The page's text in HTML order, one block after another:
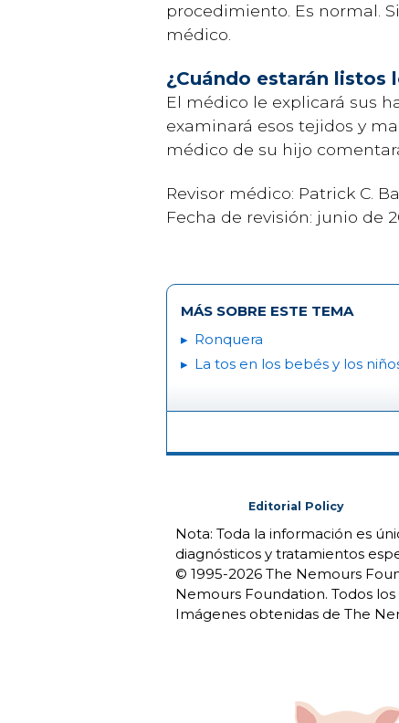
procedimiento. Es normal.
médico.
¿Cuándo estarán listos
El médico le explicará sus
examinará esos tejidos y
médico de su hijo
Revisor médico: Patrick C.
Fecha de revisión: junio de
MÁS SOBRE ESTE TEMA
Ronquera
La tos en los bebés y los
Editorial Policy
Nota: Toda la información es
diagnósticos y tratamientos
© 1995-2026 The Nemours
Nemours Foundation. Todos
Imágenes obtenidas de The